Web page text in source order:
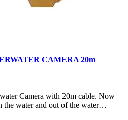
CAMERA 20m
€.
Camera with 20m cable. Now
the water and out of the water…